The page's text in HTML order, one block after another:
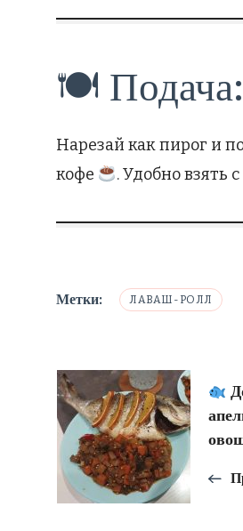
🍽 Подача:
Нарезай как пирог и
кофе
. Удобно взять
Метки: ЛАВАШ-РОЛЛ
по
записям